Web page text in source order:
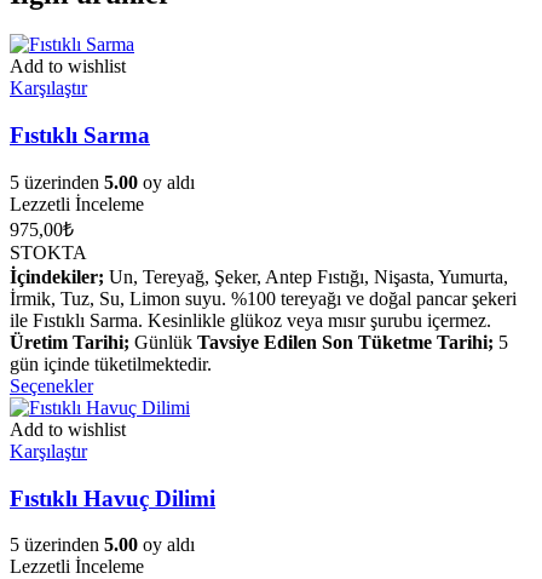
Add to wishlist
Karşılaştır
Fıstıklı Sarma
5 üzerinden 5.00 oy aldı
Lezzetli İnceleme
975,00₺
STOKTA
İçindekiler; Un, Tereyağ, Şeker, Antep Fıstığı, Nişasta, Yumurta,
İrmik, Tuz, Su, Limon suyu. %100 tereyağı ve doğal pancar şekeri
ile Fıstıklı Sarma. Kesinlikle glükoz veya mısır şurubu içermez.
Üretim Tarihi; Günlük Tavsiye Edilen Son Tüketme Tarihi; 5
gün içinde tüketilmektedir.
Seçenekler
Add to wishlist
Karşılaştır
Fıstıklı Havuç Dilimi
5 üzerinden 5.00 oy aldı
Lezzetli İnceleme